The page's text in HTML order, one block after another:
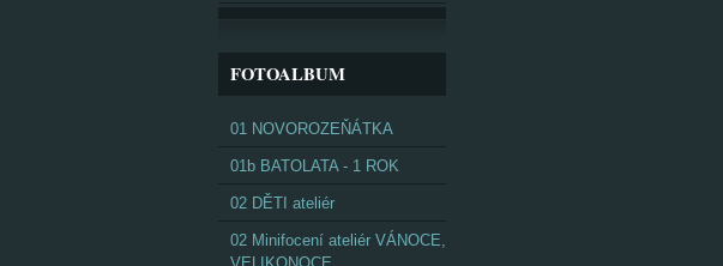
FOTOALBUM
01 NOVOROZEŇÁTKA
01b BATOLATA - 1 ROK
02 DĚTI ateliér
02 Minifocení ateliér VÁNOCE,